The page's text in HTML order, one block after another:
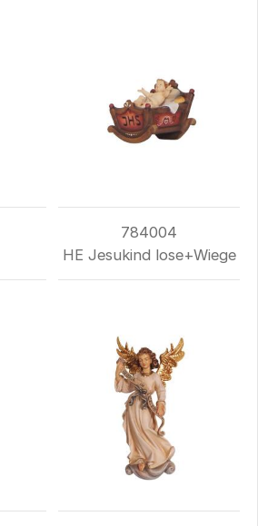
784004
HE Jesukind lose+Wiege